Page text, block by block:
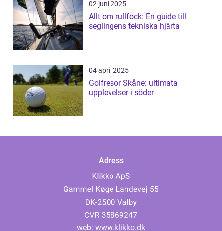
02 juni 2025
Allt om rullfock: En guide till
seglingens tekniska hjärta
04 april 2025
Golfresor Skåne: ultimata
upplevelser i söder
Adress
web: www.klikko.dk